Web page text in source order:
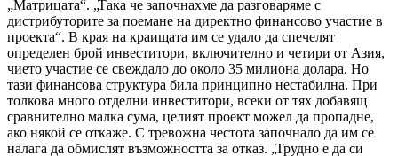
„Матрицата“. „Така че започнахме да разговаряме с
дистрибуторите за поемане на директно финансово участие в
проекта“. В края на краищата им се удало да спечелят
определен брой инвеститори, включително и четири от Азия,
чието участие се свеждало до около 35 милиона долара. Но
тази финансова структура била принципно нестабилна. При
толкова много отделни инвеститори, всеки от тях добавящ
сравнително малка сума, целият проект можел да пропадне,
ако някой се откаже. С тревожна честота започнало да им се
налага да обмислят възможността за отказ. „Трудно е да си